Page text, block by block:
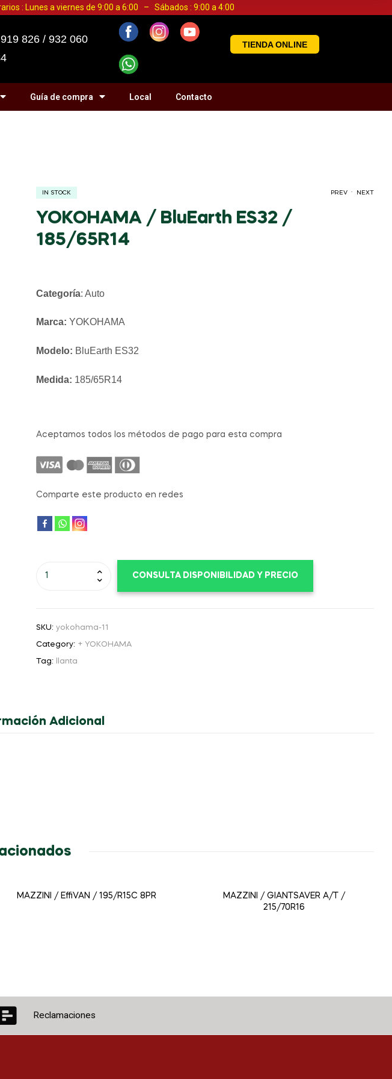
: Lunes a viernes de 9:00 a 6:00 – Sábados : 9:00 a 4:00
826 / 932 060
TIENDA ONLINE
Guía de compra Local Contacto
PREV NEXT
IN STOCK
YOKOHAMA / BluEarth ES32 /
185/65R14
Categoría: Auto
Marca: YOKOHAMA
Modelo: BluEarth ES32
Medida: 185/65R14
Aceptamos todos los métodos de pago para esta compra
Comparte este producto en redes
CONSULTA DISPONIBILIDAD Y PRECIO
SKU: yokohama-11
Category: + YOKOHAMA
Tag: llanta
Adicional
MAZZINI / EffiVAN / 195/R15C 8PR
MAZZINI / GIANTSAVER A/T /
215/70R16
Reclamaciones